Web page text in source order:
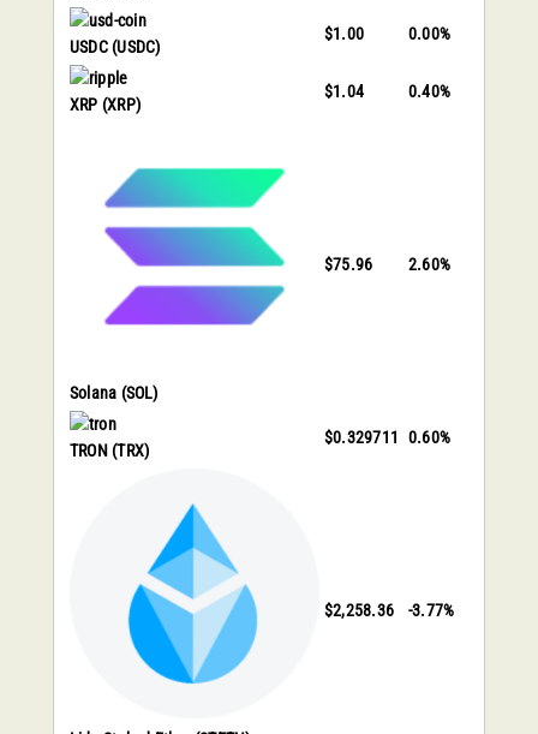
USDC (USDC)
$1.00 0.00%
XRP (XRP)
$1.04 0.40%
Solana (SOL)
$75.96 2.60%
TRON (TRX)
$0.329711 0.60%
$2,258.36 -3.77%